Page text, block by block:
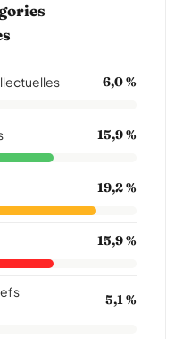
6,0 %
15,9 %
19,2 %
15,9 %
5,1 %